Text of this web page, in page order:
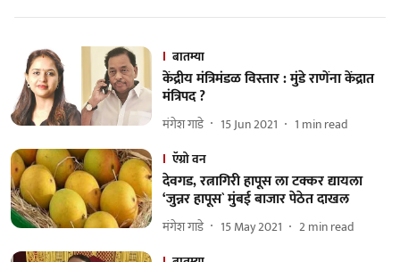
बातम्या
केंद्रीय मंत्रिमंडळ विस्तार : मुंडे राणेंना केंद्रात
मंत्रिपद ?
मंगेश गाडे 15 Jun 2021 1 min read
ऍग्रो वन
देवगड, रत्नागिरी हापूस ला टक्कर द्यायला
‘जुन्नर हापूस` मुंबई बाजार पेठेत दाखल
मंगेश गाडे 15 May 2021 2min read